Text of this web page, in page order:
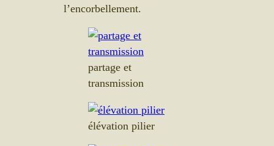
l’encorbellement.
partage et
transmission
élévation pilier